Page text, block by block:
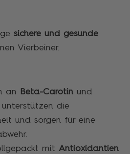
sichere und gesunde
Vierbeiner.
an Beta-Carotin und
unterstützen die
und sorgen für eine
mitAntioxidantien